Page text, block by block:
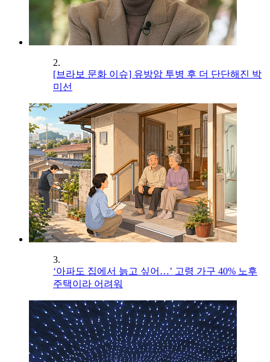
2.
[브라보 문화 이슈] 유방암 투병 후 더 단단해진 박
미선
3.
‘아파도 집에서 늙고 싶어…’ 고령 가구 40% 노후
주택이라 어려워